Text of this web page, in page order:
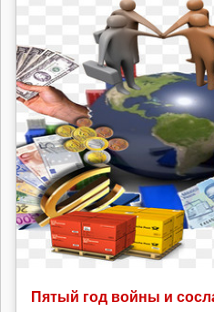
Пятый год войны и